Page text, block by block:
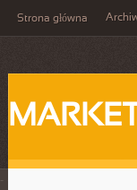
Strona główna